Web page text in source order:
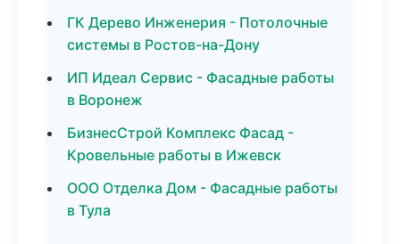
ГК Дерево Инженерия - Потолочные
системы в Ростов-на-Дону
ИП Идеал Сервис - Фасадные работы
в Воронеж
БизнесСтрой Комплекс Фасад -
Кровельные работы в Ижевск
ООО Отделка Дом - Фасадные работы
в Тула